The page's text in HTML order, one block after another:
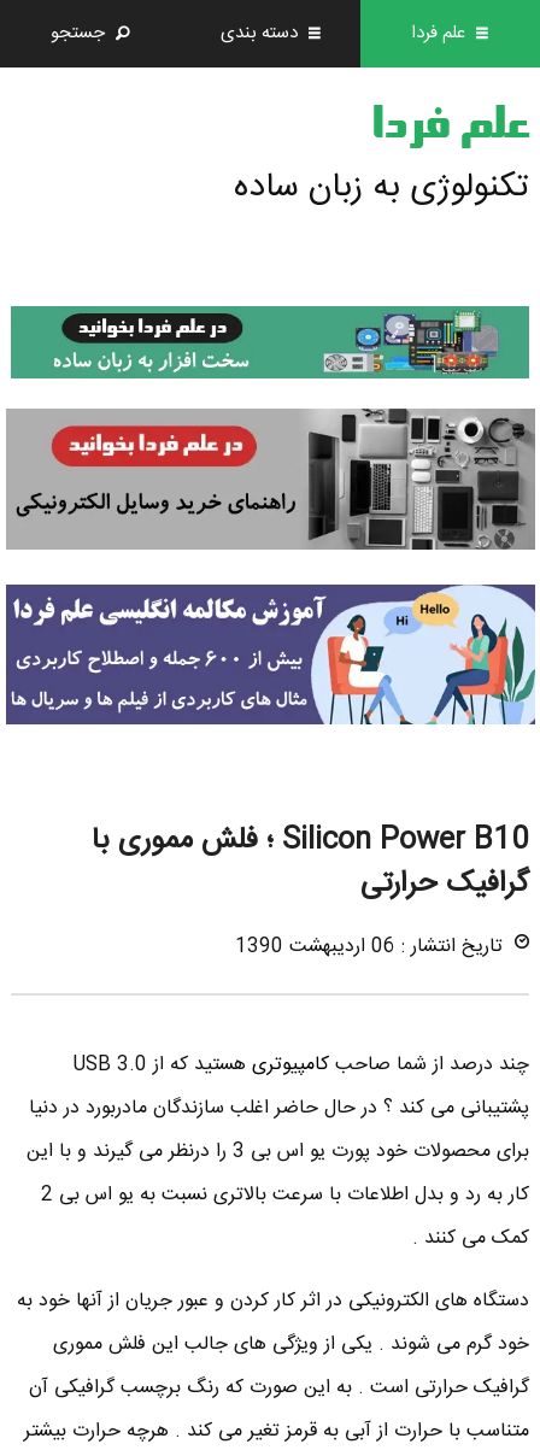
علم فردا دسته بندی جستجو
علم فردا
تکنولوژی به زبان ساده
Silicon Power B10 ؛ فلش مموری با
گرافیک حرارتی
تاریخ انتشار : 06 اردیبهشت 1390
چند درصد از شما صاحبکامپیوتری
هستید که از USB 3.0
پشتیبانی می کند ؟ در حال حاضر اغلب سازندگان مادربورد در دنیا
برای محصولات خود پورت یو اس بی 3 را درنظر می گیرند و با این
کار به رد و بدل اطلاعات با سرعت بالاتری نسبت به یو اس بی 2
کمک می کنند .
دستگاه های الکترونیکی در اثر کار کردن و عبور جریان از آنها خود به
خود گرم می شوند . یکی از ویژگی های جالب این فلش مموری
گرافیک حرارتی است . به این صورت که رنگ برچسب گرافیکی آن
متناسب با حرارت از آبی به قرمز تغیر می کند . هرچه حرارت بیشتر